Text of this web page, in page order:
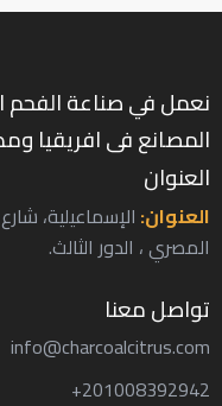
المصانع فى افريقيا
العنوان
العنوان: الإسماعيلية،
المصري ، الدور الثالث.
تواصل معنا
info@charcoalcitrus.com
201008392942+